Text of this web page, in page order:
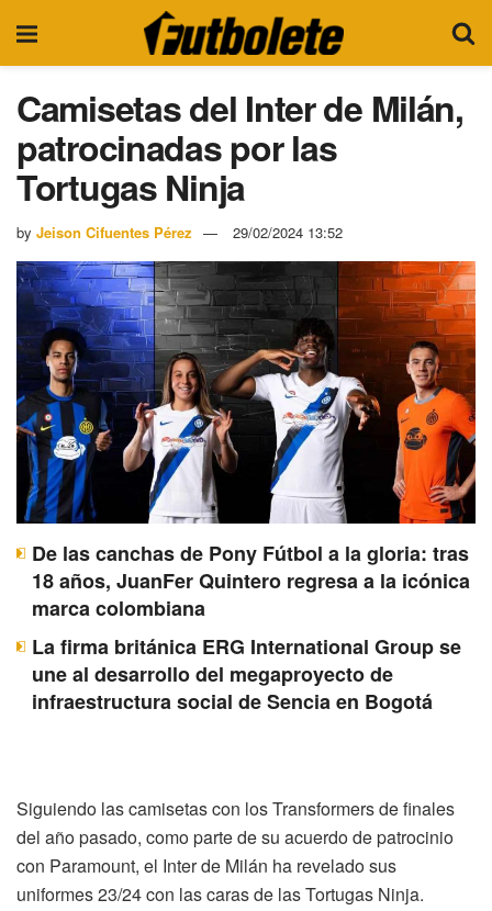
Camisetas del Inter de Milán,
patrocinadas por las
Tortugas Ninja
by Jeison Cifuentes Pérez 29/02/2024 13:52
De las canchas de Pony Fútbol a la gloria: tras
18 años, JuanFer Quintero regresa a la icónica
marca colombiana
La firma británica ERG International Group se
une al desarrollo del megaproyecto de
infraestructura social de Sencia en Bogotá
Siguiendo las camisetas con los Transformers de finales
del año pasado, como parte de su acuerdo de patrocinio
con Paramount, el Inter de Milán ha revelado sus
uniformes 23/24 con las caras de las Tortugas Ninja.